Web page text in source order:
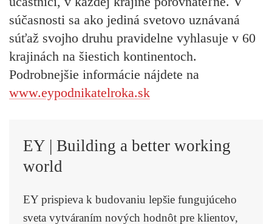
súčasnosti sa ako jediná svetovo uznávaná
súťaž svojho druhu pravidelne vyhlasuje v 60
krajinách na šiestich kontinentoch.
Podrobnejšie informácie nájdete na
www.eypodnikatelroka.sk
EY | Building a better working
world
EY prispieva k budovaniu lepšie fungujúceho
sveta vytváraním nových hodnôt pre klientov,